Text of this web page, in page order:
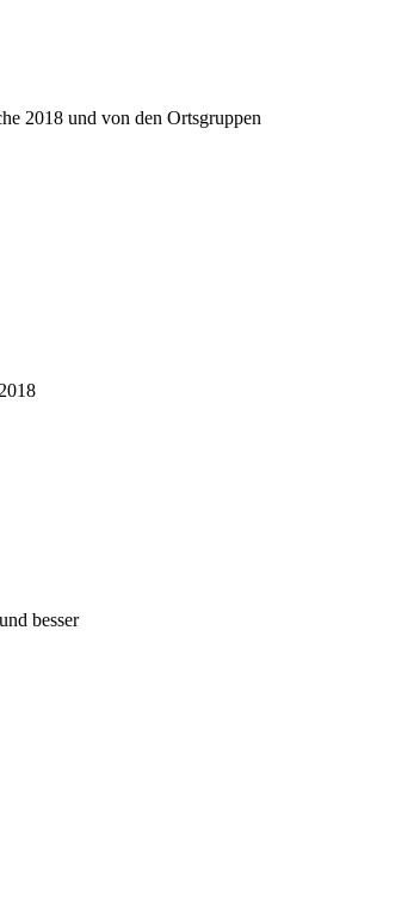
2018 und von den Ortsgruppen
besser